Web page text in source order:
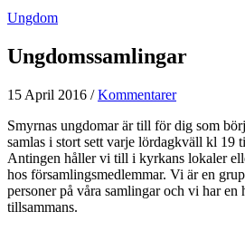
Ungdom
Ungdomssamlingar
15 April 2016 /Kommentarer
Smyrnas ungdomar är till för dig som
samlas i stort sett varje lördagkväll kl 19
Antingen håller vi till i kyrkans lokaler
hos församlingsmedlemmar. Vi är en
personer på våra samlingar och vi har en
tillsammans.